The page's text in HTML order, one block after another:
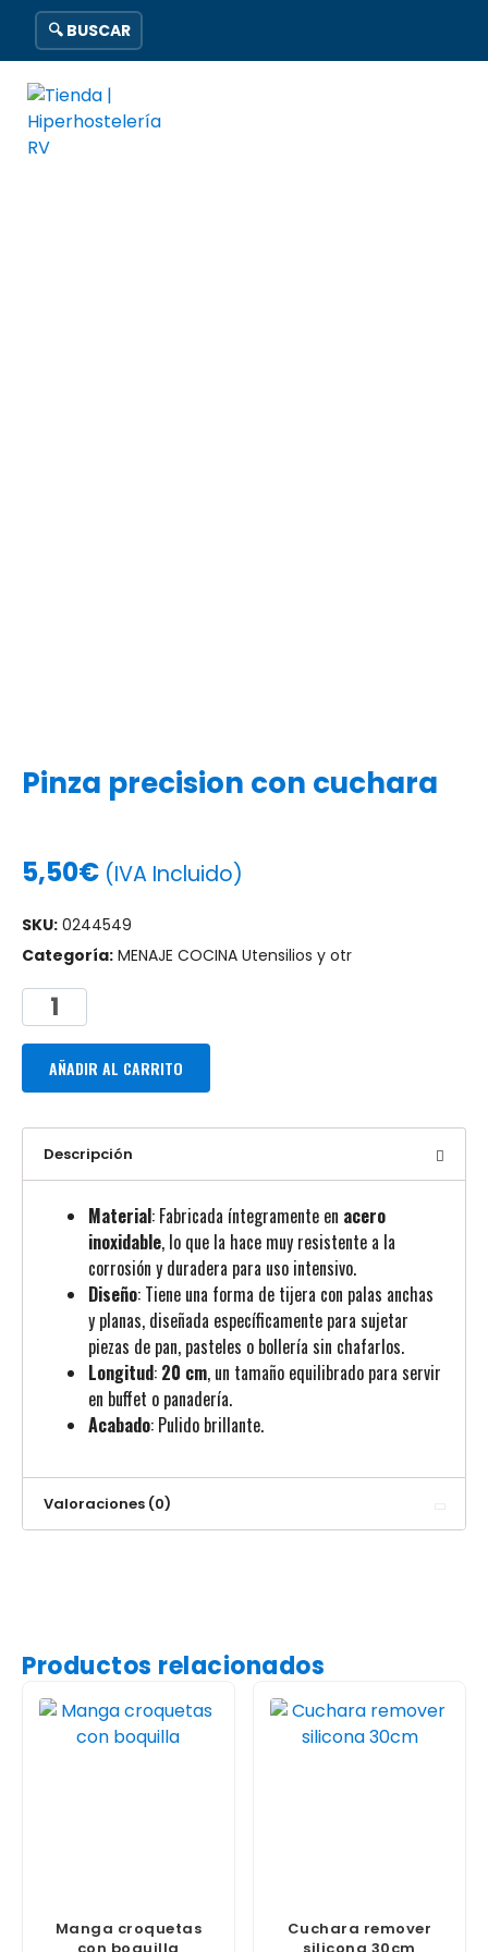
🔍 BUSCAR
Pinza precision con cuchara
5,50€ (IVA Incluido)
SKU: 0244549
Categoría: MENAJE COCINA Utensilios y otr
AÑADIR AL CARRITO
Descripción
Material: Fabricada íntegramente en acero
inoxidable, lo que la hace muy resistente a la
corrosión y duradera para uso intensivo.
Diseño: Tiene una forma de tijera con palas anchas
y planas, diseñada específicamente para sujetar
piezas de pan, pasteles o bollería sin chafarlos.
Longitud: 20 cm, un tamaño equilibrado para servir
en buffet o panadería.
Acabado: Pulido brillante.
Valoraciones (0)
Productos relacionados
Manga croquetas
con boquilla
Cuchara remover
silicona 30cm